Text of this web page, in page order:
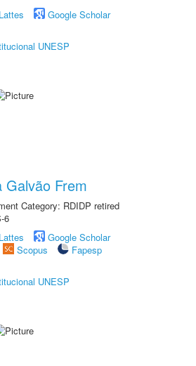
Google Scholar
UNESP
Galvão Frem
Category: RDIDP retired
6
Google Scholar
Scopus
Fapesp
UNESP